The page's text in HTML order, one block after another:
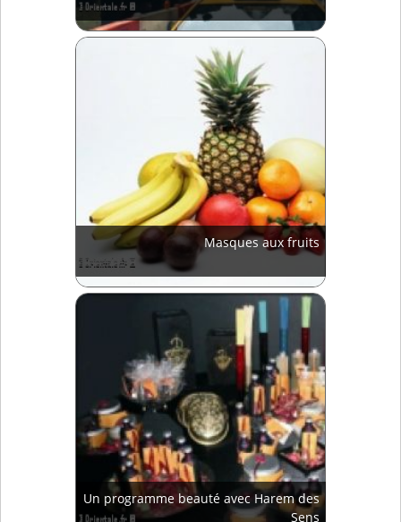
Masques aux fruits
Un programme beauté avec Harem des
Sens